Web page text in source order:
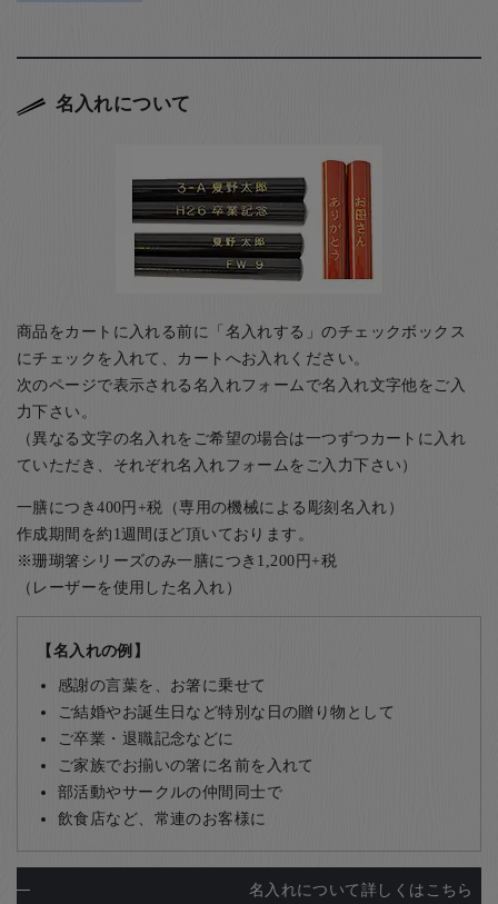
名入れについて
商品をカートに入れる前に「名入れする」のチェックボックス
にチェックを入れて、カートへお入れください。
次のページで表示される名入れフォームで名入れ文字他をご入
力下さい。
（異なる文字の名入れをご希望の場合は一つずつカートに入れ
ていただき、それぞれ名入れフォームをご入力下さい）
一膳につき400円+税（専用の機械による彫刻名入れ）
作成期間を約1週間ほど頂いております。
※珊瑚箸シリーズのみ一膳につき1,200円+税
（レーザーを使用した名入れ）
【名入れの例】
感謝の言葉を、お箸に乗せて
ご結婚やお誕生日など特別な日の贈り物として
ご卒業・退職記念などに
ご家族でお揃いの箸に名前を入れて
部活動やサークルの仲間同士で
飲食店など、常連のお客様に
名入れについて詳しくはこちら